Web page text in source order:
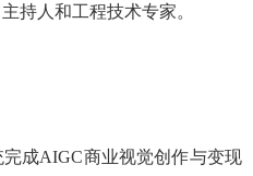
持人和工程技术专家。
完成AIGC商业视觉创作与变现